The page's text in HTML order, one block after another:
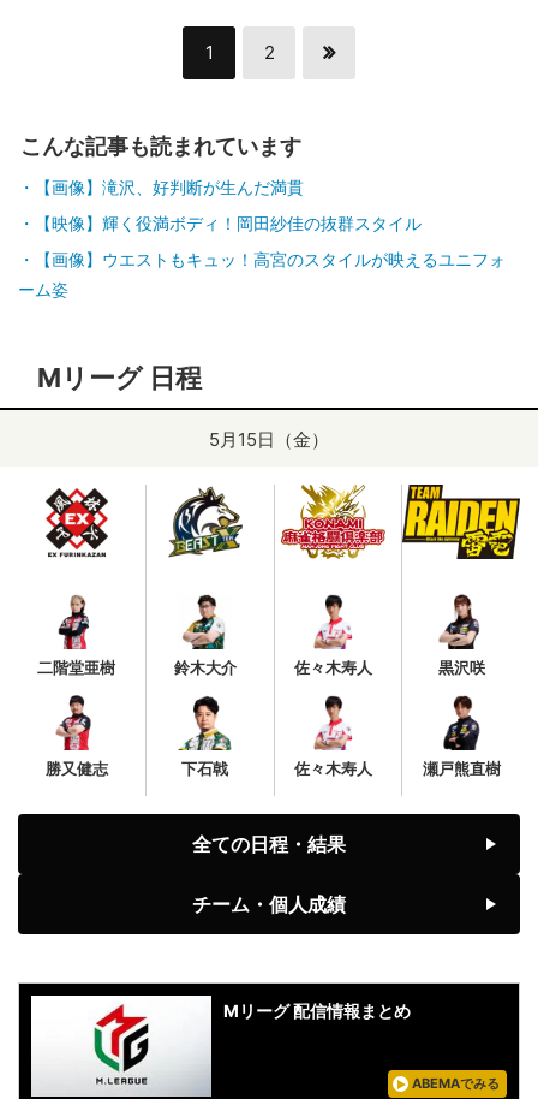
1 2
こんな記事も読まれています
【画像】滝沢、好判断が生んだ満貫
【映像】輝く役満ボディ！岡田紗佳の抜群スタイル
【画像】ウエストもキュッ！高宮のスタイルが映えるユニフォ
ーム姿
Mリーグ 日程
5月15日（金）
二階堂亜樹
勝又健志
鈴木大介
下石戟
佐々木寿人
佐々木寿人
黒沢咲
瀬戸熊直樹
全ての日程・結果
チーム・個人成績
Mリーグ 配信情報まとめ
ABEMAでみる